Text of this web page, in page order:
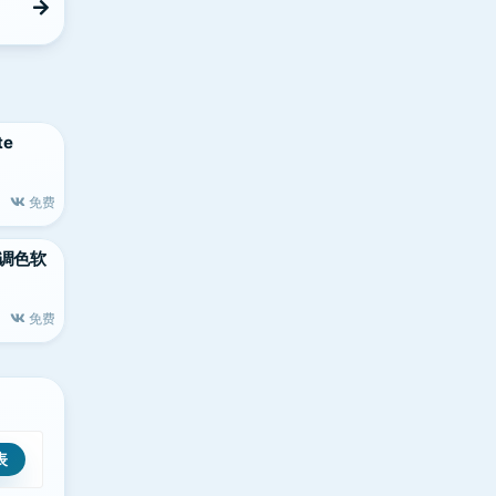
免费
色软
免费